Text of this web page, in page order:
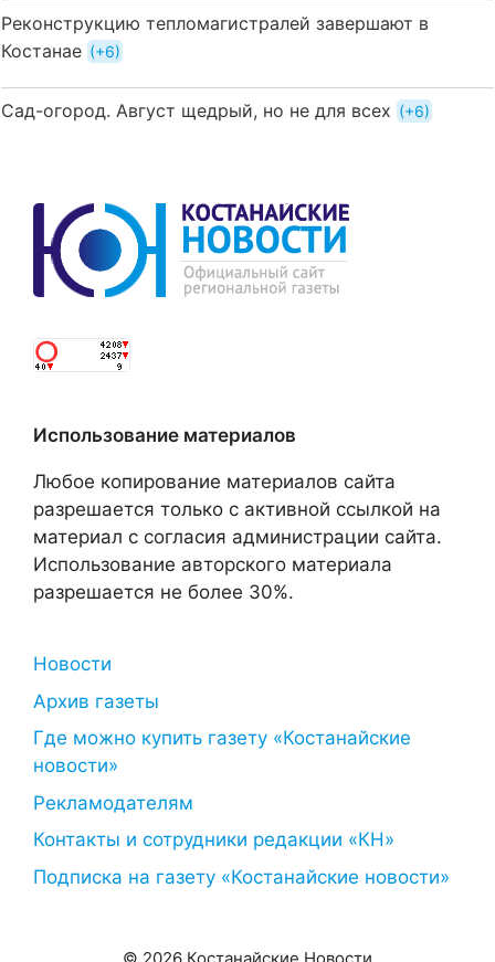
Реконструкцию тепломагистралей завершают в
Костанае
+6
Сад-огород. Август щедрый, но не для всех +6
Использование материалов
Любое копирование материалов сайта
разрешается только с активной ссылкой на
материал с согласия администрации сайта.
Использование авторского материала
разрешается не более 30%.
Новости
Архив газеты
Где можно купить газету «Костанайские
новости»
Рекламодателям
Контакты и сотрудники редакции «КН»
Подписка на газету «Костанайские новости»
© 2026 Костанайские Новости